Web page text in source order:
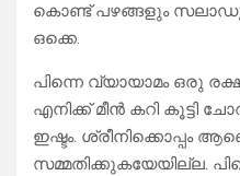
കൊണ്ട് പഴങ്ങളും
ഒക്കെ.
പിന്നെ വ്യായാമം ഒരു
എനിക്ക് മീൻ കറി കൂട്ടി
ഇഷ്ടം. ശ്രീനിക്കൊപ്പം
സമ്മതിക്കുകയേയില്ല.